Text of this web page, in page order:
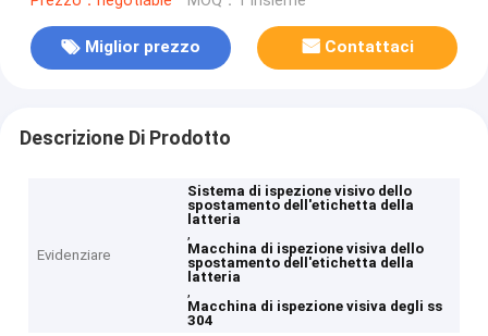
Miglior prezzo Contattaci
Descrizione Di Prodotto
Evidenziare
Sistema di ispezione visivo dello
spostamento dell'etichetta della
latteria
,
Macchina di ispezione visiva dello
spostamento dell'etichetta della
latteria
,
Macchina di ispezione visiva degli ss
304